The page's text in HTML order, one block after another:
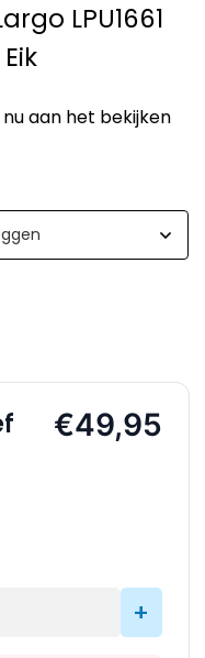
LPU1661
aan het bekijken
€49,95
+